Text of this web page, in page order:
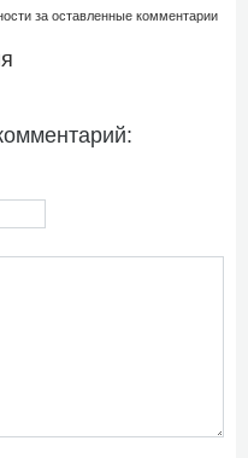
за оставленные комментарии